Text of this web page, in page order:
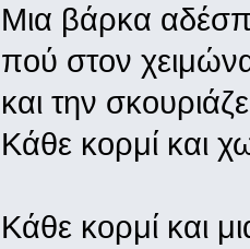
Μια βάρκα
πού στον χειμώνα
και την
Κάθε κορμί και
Κάθε κορμί και